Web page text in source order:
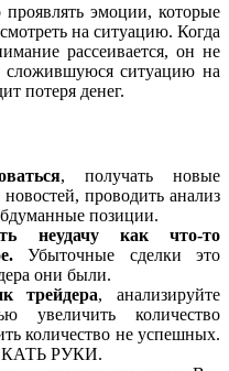
эмоции, которые
на ситуацию. Когда
рассеивается, он не
сложившуюся ситуацию на
потеря денег.
, получать новые
проводить анализ
позиции.
неудачу как что-то
Убыточные сделки это
они были.
трейдера, анализируйте
увеличить количество
количество не успешных.
РУКИ.